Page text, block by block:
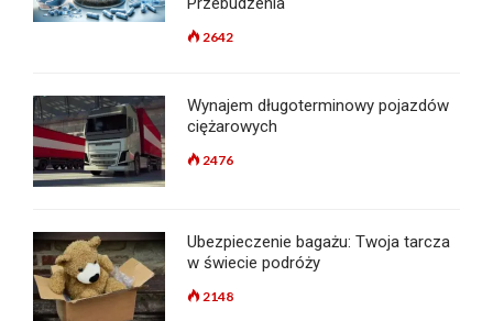
2642
Wynajem długoterminowy pojazdów
ciężarowych
2476
Ubezpieczenie bagażu: Twoja tarcza
w świecie podróży
2148